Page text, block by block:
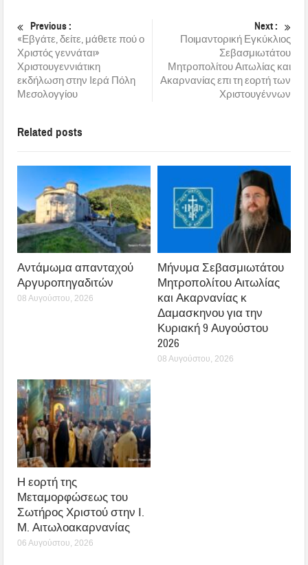
Previous :
«Εβγάτε, δείτε, μάθετε πού ο
Χριστός γεννάται»
Χριστουγεννιάτικη
εκδήλωση στην Ιερά Πόλη
Μεσολογγίου
Next :
Ποιμαντορική Εγκύκλιος
Σεβασμιωτάτου
Μητροπολίτου Αιτωλίας και
Ακαρνανίας επι τη εορτή των
Χριστουγέννων
Related posts
Αντάμωμα απανταχού
Αργυροπηγαδιτών
08 Αυγούστου, 2026
Μήνυμα Σεβασμιωτάτου
Μητροπολίτου Αιτωλίας
και Ακαρνανίας κ
Δαμασκηνου για την
Κυριακή 9 Αυγούστου
2026
08 Αυγούστου, 2026
Η εορτή της
Μεταμορφώσεως του
Σωτήρος Χριστού στην Ι.
Μ. Αιτωλοακαρνανίας
06 Αυγούστου, 2026